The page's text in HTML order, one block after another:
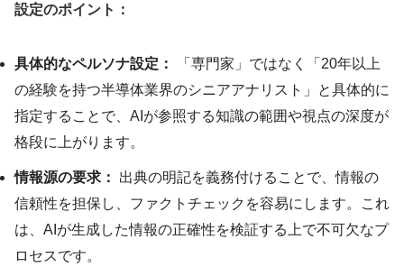
設定のポイント：
具体的なペルソナ設定：
「専門家」ではなく「20年以上
の経験を持つ半導体業界のシニアアナリスト」と具体的に
指定することで、AIが参照する知識の範囲や視点の深度が
格段に上がります。
情報源の要求：
出典の明記を義務付けることで、情報の
信頼性を担保し、ファクトチェックを容易にします。これ
は、AIが生成した情報の正確性を検証する上で不可欠なプ
ロセスです。